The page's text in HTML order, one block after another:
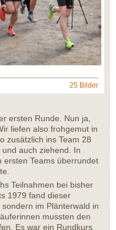
25 Bilder
ersten Runde. Nun ja,
liefen also frohgemut in
zusätzlich ins Team 28
auch ziehend. In
ersten Teams überrundet
Teilnahmen bei bisher
1979 fand dieser
im Plänterwald in
mussten den
Es war ein Rundkurs